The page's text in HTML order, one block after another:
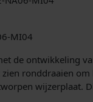
MI04
de ontwikkeling
ronddraaien
wijzerplaat.